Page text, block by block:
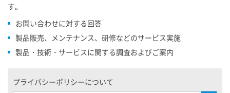
す。
お問い合わせに対する回答
製品販売、メンテナンス、研修などのサービス実施
製品・技術・サービスに関する調査およびご案内
プライバシーポリシーについて